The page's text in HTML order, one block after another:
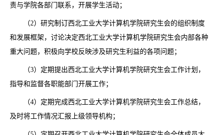
责与学院各部门联系，开展学生活动；
（2）研究制订西北工业大学计算机学院研究生会的组织制度
和发展框架，讨论决定西北工业大学计算机学院研究生会内部各种
重大问题，积极向学校反映涉及研究生利益的各项问题；
（3）定期提出西北工业大学计算机学院研究生会工作计划，
指导和监督各职能部门开展工作；
（4）定期完成西北工业大学计算机学院研究生会工作总结，
及时将工作情况汇报上级领导机构；